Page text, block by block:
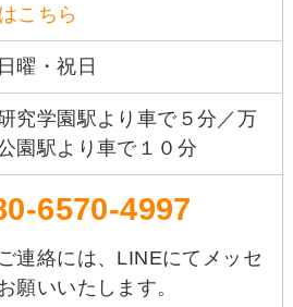
こちら
曜・祝日
究学園駅より車で５分／万
園駅より車で１０分
6570-4997
連絡には、LINEにてメッセ
願いいたします。